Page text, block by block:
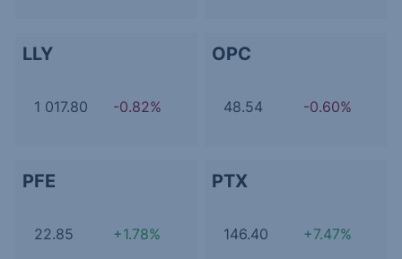
LLY
1 017.80 -0.82%
OPC
48.54 -0.60%
PFE
22.85 +1.78%
PTX
146.40 +7.47%